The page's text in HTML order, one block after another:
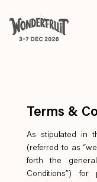
สรุปยอดชำระเงิ
ยอดก่อนรวมภาษี
ส่วนลด
Continue with
Continue with
แนวทางที่เป็นหัวใจขอ
10 ปีแห่งการสร้างสร
2025 Wonder
มองย้อนสิ่งที่เราทำใน
The Pineapple
รายละเอียดกิจกรรม
สำรวจโปรแกรม
Wonderpost
ข่าวและความเคลื่อนไ
สถานที่จัดกิจกรรม
พื้นที่สำหรับการแสดง
บัตร
ซื้อบัตร
บัตร Wonderfruit
Journeys
จองประสบการณ์พิเศ
รถรับส่ง
ที่พัก
สุนทรียภาพแห่งการ
Boutique
ความสะดวกสบายใกล้
ร่วมงานกับเรา
ร่วมเป็นส่วนหนึ่งขอ
Intermission
พื้นที่แจ้งเกิดสำหรับศิ
Terms &
As stipulated in
(referred to as
forth the
Conditions”)